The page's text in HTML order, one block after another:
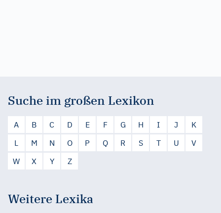
Suche im großen Lexikon
A B C D E F G H I J
K
L
M N O P Q R S T U
V
W
X Y Z
Weitere Lexika